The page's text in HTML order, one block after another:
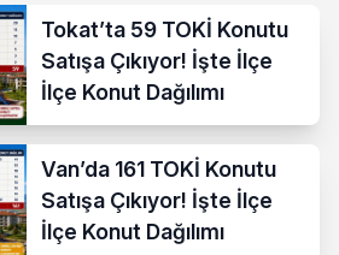
Tokat’ta 59 TOKİ Konutu
Satışa Çıkıyor! İşte İlçe
İlçe Konut Dağılımı
Van’da 161 TOKİ Konutu
Satışa Çıkıyor! İşte İlçe
İlçe Konut Dağılımı